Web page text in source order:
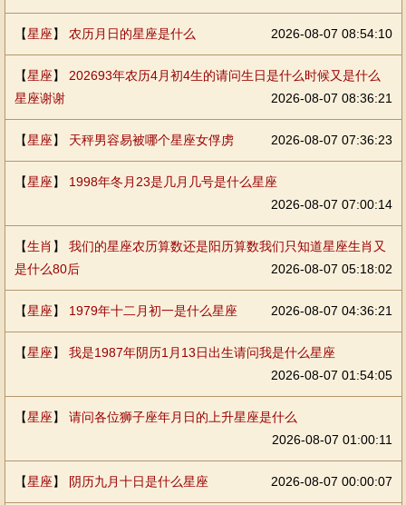
【星座】 农历月日的星座是什么 2026-08-07 08:54:10
【星座】 202693年农历4月初4生的请问生日是什么时候又是什么
星座谢谢
2026-08-07 08:36:21
【星座】 天秤男容易被哪个星座女俘虏 2026-08-07 07:36:23
【星座】 1998年冬月23是几月几号是什么星座
2026-08-07 07:00:14
【生肖 】 我们的星座农历算数还是阳历算数我们只知道星座生肖又
是什么80后
2026-08-07 05:18:02
【星座】 1979年十二月初一是什么星座 2026-08-07 04:36:21
【星座】 我是1987年阴历1月13日出生请问我是什么星座
2026-08-07 01:54:05
【星座】 请问各位狮子座年月日的上升星座是什么
2026-08-07 01:00:11
【星座】 阴历九月十日是什么星座 2026-08-07 00:00:07